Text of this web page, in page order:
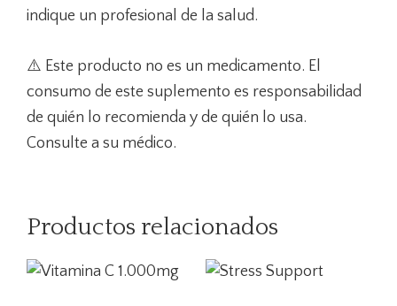
indique un profesional de la salud.
⚠️ Este producto no es un medicamento. El
consumo de este suplemento es responsabilidad
de quién lo recomienda y de quién lo usa.
Consulte a su médico.
Productos relacionados